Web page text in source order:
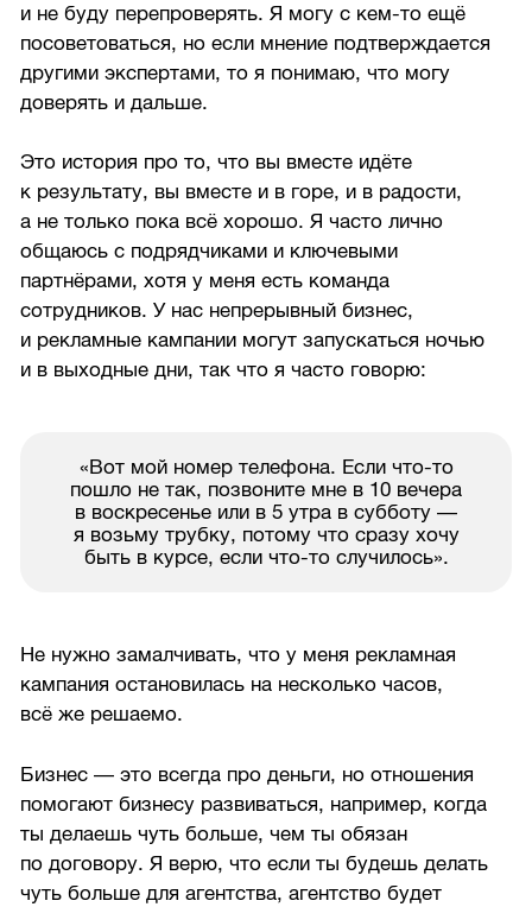
и не буду перепроверять. Я могу с кем-то ещё
посоветоваться, но если мнение подтверждается
другими экспертами, то я понимаю, что могу
доверять и дальше.
Это история про то, что вы вместе идёте
к результату, вы вместе и в горе, и в радости,
а не только пока всё хорошо. Я часто лично
общаюсь с подрядчиками и ключевыми
партнёрами, хотя у меня есть команда
сотрудников. У нас непрерывный бизнес,
и рекламные кампании могут запускаться ночью
и в выходные дни, так что я часто говорю:
«Вот мой номер телефона. Если что-то
пошло не так, позвоните мне в 10 вечера
в воскресенье или в 5 утра в субботу —
я возьму трубку, потому что сразу хочу
быть в курсе, если что-то случилось».
Не нужно замалчивать, что у меня рекламная
кампания остановилась на несколько часов,
всё же решаемо.
Бизнес — это всегда про деньги, но отношения
помогают бизнесу развиваться, например, когда
ты делаешь чуть больше, чем ты обязан
по договору. Я верю, что если ты будешь делать
чуть больше для агентства, агентство будет